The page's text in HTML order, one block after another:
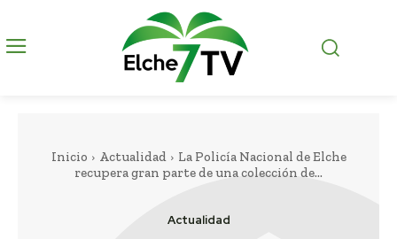
Inicio Actualidad
La Policía Nacional de Elche
recupera gran parte de una colección de...
Actualidad